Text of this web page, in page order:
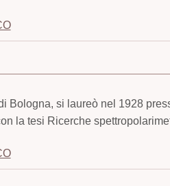
Bologna, si laureò nel 1928
la tesi Ricerche